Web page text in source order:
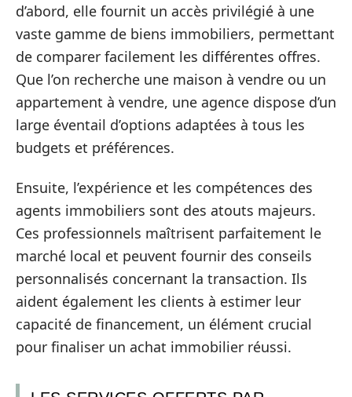
d’abord, elle fournit un accès privilégié à une
vaste gamme de biens immobiliers, permettant
de comparer facilement les différentes offres.
Que l’on recherche une maison à vendre ou un
appartement à vendre, une agence dispose d’un
large éventail d’options adaptées à tous les
budgets et préférences.
Ensuite, l’expérience et les compétences des
agents immobiliers sont des atouts majeurs.
Ces professionnels maîtrisent parfaitement le
marché local et peuvent fournir des conseils
personnalisés concernant la transaction. Ils
aident également les clients à estimer leur
capacité de financement, un élément crucial
pour finaliser un achat immobilier réussi.